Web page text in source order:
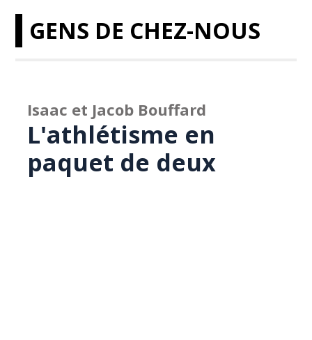
GENS DE CHEZ-NOUS
Isaac et Jacob Bouffard
L'athlétisme en
paquet de deux